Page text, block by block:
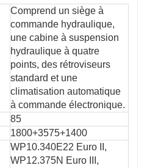
Comprend un siège à
commande hydraulique,
une cabine à suspension
hydraulique à quatre
points, des rétroviseurs
standard et une
climatisation automatique
à commande électronique.
85
1800+3575+1400
WP10.340E22 Euro II,
WP12.375N Euro III,